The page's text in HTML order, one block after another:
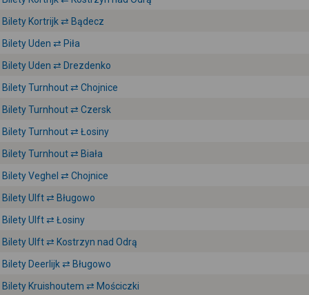
Bilety Kortrijk ⇄ Bądecz
Bilety Uden ⇄ Piła
Bilety Uden ⇄ Drezdenko
Bilety Turnhout ⇄ Chojnice
Bilety Turnhout ⇄ Czersk
Bilety Turnhout ⇄ Łosiny
Bilety Turnhout ⇄ Biała
Bilety Veghel ⇄ Chojnice
Bilety Ulft ⇄ Bługowo
Bilety Ulft ⇄ Łosiny
Bilety Ulft ⇄ Kostrzyn nad Odrą
Bilety Deerlijk ⇄ Bługowo
Bilety Kruishoutem ⇄ Mościczki